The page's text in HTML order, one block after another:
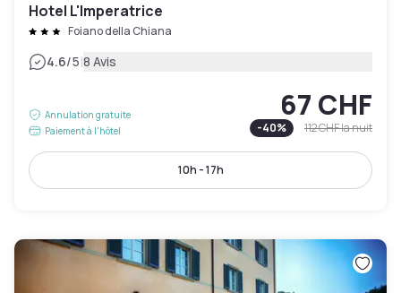
Hotel L'Imperatrice
Foiano della Chiana
4.6/5|8 Avis
Annulation gratuite
Paiement à l'hôtel
67 CHF
-40% 112 CHFla nuit
10h - 17h